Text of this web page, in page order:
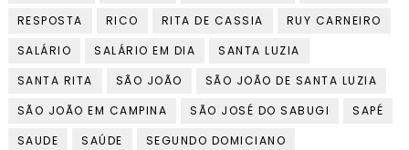
RESPOSTA
RICO RITA DE CASSIA
RUY CARNEIRO
SALÁRIO
SALÁRIO EM DIA
SANTA LUZIA
SANTA RITA
SÃO JOÃO
SÃO JOÃO DE SANTA LUZIA
SÃO JOÃO EM CAMPINA
SÃO JOSÉ DO SABUGI
SAPÉ
SAUDE
SAÚDE
SEGUNDO DOMICIANO